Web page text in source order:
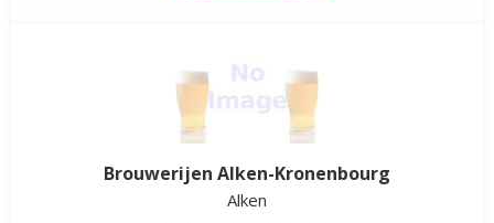
Alken
Limburg (België)
(BEL)
Brouwerijen Alken-Kronenbourg
Alken